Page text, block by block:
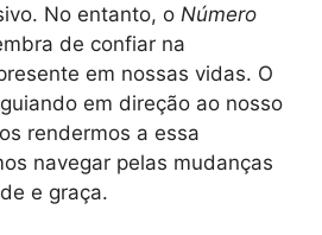
No entanto, o Número
de confiar na
em nossas vidas. O
em direção ao nosso
rendermos a essa
navegar pelas mudanças
e graça.